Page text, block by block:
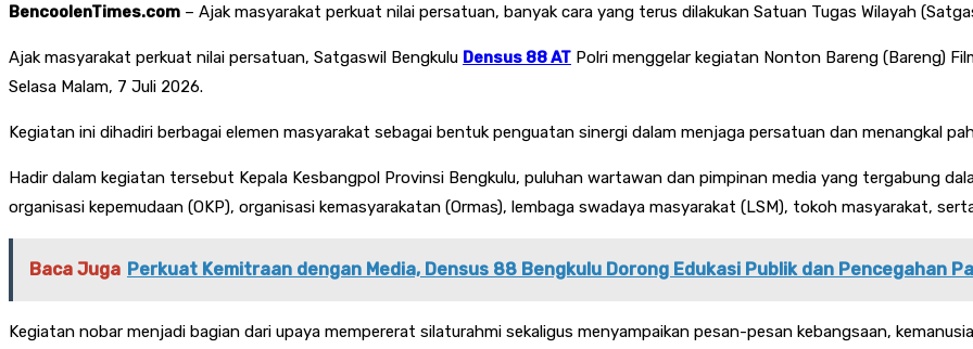
BencoolenTimes.com – Ajak masyarakat perkuat nilai persatuan, banyak cara yang terus dilakukan Satuan Tugas Wilayah
Ajak masyarakat perkuat nilai persatuan, Satgaswil Bengkulu Densus 88 AT Polri menggelar kegiatan Nonton Bareng (Bareng)
Selasa Malam, 7 Juli 2026.
Kegiatan ini dihadiri berbagai elemen masyarakat sebagai bentuk penguatan sinergi dalam menjaga persatuan dan menangkal
Hadir dalam kegiatan tersebut Kepala Kesbangpol Provinsi Bengkulu, puluhan wartawan dan pimpinan media yang tergabung
organisasi kepemudaan (OKP), organisasi kemasyarakatan (Ormas), lembaga swadaya masyarakat (LSM), tokoh masyarakat,
Baca Juga Perkuat Kemitraan dengan Media, Densus 88 Bengkulu Dorong Edukasi Publik dan Pencegahan
Kegiatan nobar menjadi bagian dari upaya mempererat silaturahmi sekaligus menyampaikan pesan-pesan kebangsaan,